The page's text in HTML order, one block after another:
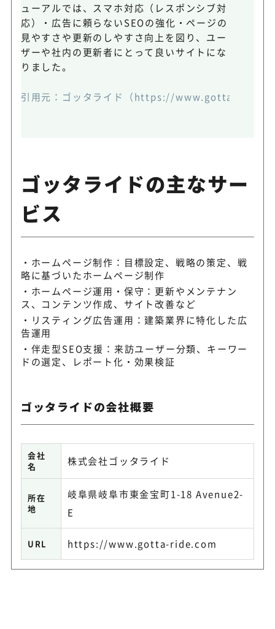
ューアルでは、スマホ対応（レスポンシブ対
応）・広告に頼らないSEOの強化・ページの
見やすさや更新のしやすさ向上を図り、ユー
ザーや社内の更新者にとって良いサイトにな
りました。
引用元： ゴッタライド（https://www.gotta-
ゴッタライドの主なサー
ビス
ホームページ制作：目標設定、戦略の策定、戦
略に基づいたホームページ制作
ホームページ運用・保守：更新やメンテナン
ス、コンテンツ作成、サイト改善など
リスティング広告運用：建築業界に特化した広
告運用
伴走型SEO支援：来訪ユーザー分類、キーワー
ドの選定、レポート化・効果検証
ゴッタライドの会社概要
会社
名
株式会社ゴッタライド
所在
地
岐阜県岐阜市東金宝町1-18 Avenue2-
E
URL https://www.gotta-ride.com